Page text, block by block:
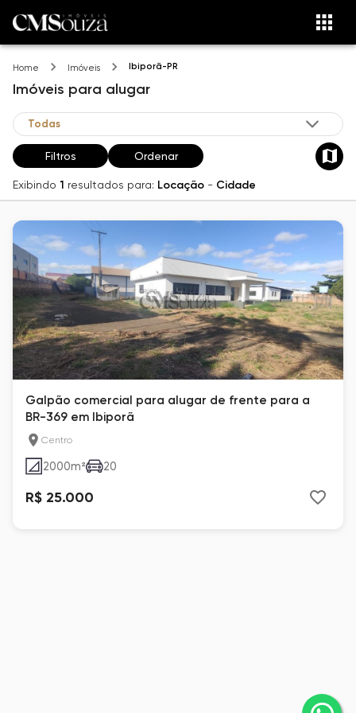
Home Imóveis Ibiporã-PR
Imóveis para alugar
Filtros Ordenar
Exibindo 1 resultados para: Locação - Cidade
Galpão comercial para alugar de frente para a
BR-369 em Ibiporã
Centro
2000m² 20
R$ 25.000